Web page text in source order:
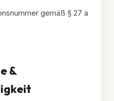
gemäß § 27 a
&